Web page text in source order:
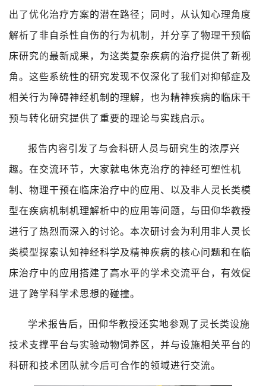
出了优化治疗方案的潜在路径；同时，从认知心理角度
解析了非自杀性自伤的行为机制，并分享了物理干预临
床研究的最新成果，为这类复杂疾病的治疗提供了新视
角。这些系统性的研究发现不仅深化了我们对抑郁症及
相关行为障碍神经机制的理解，也为精神疾病的临床干
预与转化研究提供了重要的理论与实践启示。
报告内容引发了与会科研人员与研究生的浓厚兴
趣。在交流环节，大家就电休克治疗的神经可塑性机
制、物理干预在临床治疗中的应用、以及非人灵长类模
型在疾病机制机理解析中的应用等问题，与田仰华教授
进行了热烈而深入的讨论。本次研讨会为利用非人灵长
类模型探索认知神经科学及精神疾病的核心问题和在临
床治疗中的应用搭建了高水平的学术交流平台，有效促
进了跨学科学术思想的碰撞。
学术报告后，田仰华教授还实地参观了灵长类设施
技术支撑平台与实验动物饲养区，并与设施相关平台的
科研和技术团队就今后可合作的领域进行交流。